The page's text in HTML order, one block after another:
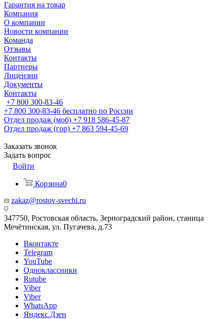
Гарантия на товар
Компания
О компании
Новости компании
Команда
Отзывы
Контакты
Партнеры
Лицензии
Документы
Контакты
+7 800 300-83-46
+7 800 300-83-46 бесплатно по России
Отдел продаж (моб) +7 918 586-45-87
Отдел продаж (гор) +7 863 594-45-69
Заказать звонок
Задать вопрос
Войти
Корзина0
zakaz@rostov-svechi.ru
347750, Ростовская область, Зерноградский район, станица
Мечётинская, ул. Пугачева, д.73
Вконтакте
Telegram
YouTube
Одноклассники
Rutube
Viber
Viber
WhatsApp
Яндекс.Дзен